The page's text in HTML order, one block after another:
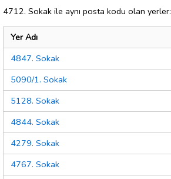
4712. Sokak ile aynı posta kodu olan yerler:
Yer Adı
4847. Sokak
5090/1. Sokak
5128. Sokak
4844. Sokak
4279. Sokak
4767. Sokak